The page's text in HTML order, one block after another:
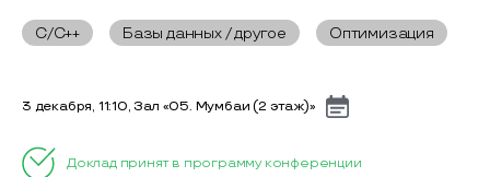
C/C++ Базы данных / другое Оптимизация
3 декабря, 11:10, Зал «05. Мумбаи (2 этаж)»
Доклад принят в программу конференции